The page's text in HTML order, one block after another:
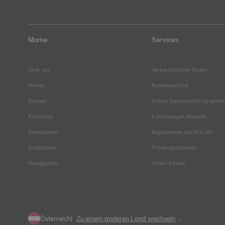
Marke
Über uns
Herren
Damen
Kollektion
Selektionen
Armbänder
Neuigkeiten
Services
Verkaufsstellen finden
Kundenservice
Status Serviceauftrag
Fälschungen stoppen
Registrieren Sie Ihre Uhr
Firmengeschenke
Uhren-Finder
Österreich Zu einem anderen Land wechseln